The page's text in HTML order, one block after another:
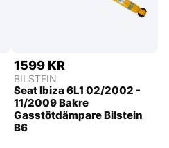
1599 KR
BILSTEIN
Seat Ibiza 6L1 02/2002 -
11/2009 Bakre
Gasstötdämpare Bilstein
B6